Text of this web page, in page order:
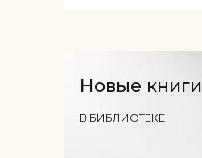
Новые книги
В БИБЛИОТЕКЕ